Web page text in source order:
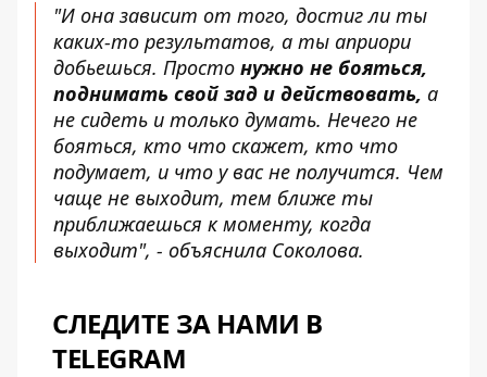
"И она зависит от того, достиг ли ты
каких-то результатов, а ты априори
добьешься. Просто нужно не бояться,
поднимать свой зад и действовать, а
не сидеть и только думать. Нечего не
бояться, кто что скажет, кто что
подумает, и что у вас не получится. Чем
чаще не выходит, тем ближе ты
приближаешься к моменту, когда
выходит", - объяснила Соколова.
СЛЕДИТЕ ЗА НАМИ В
TELEGRAM